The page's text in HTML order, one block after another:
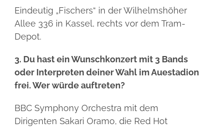
Eindeutig „Fischers“ in der Wilhelmshöher
Allee 336 in Kassel, rechts vor dem Tram-
Depot.
3. Du hast ein Wunschkonzert mit 3 Bands
oder Interpreten deiner Wahl im Auestadion
frei. Wer würde auftreten?
BBC Symphony Orchestra mit dem
Dirigenten Sakari Oramo, die Red Hot